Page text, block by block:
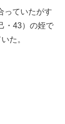
っていたがす
・43）の姪で
た。